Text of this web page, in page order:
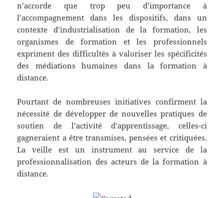
n’accorde que trop peu d’importance à
l’accompagnement dans les dispositifs, dans un
contexte d’industrialisation de la formation, les
organismes de formation et les professionnels
expriment des difficultés à valoriser les spécificités
des médiations humaines dans la formation à
distance.
Pourtant de nombreuses initiatives confirment la
nécessité de développer de nouvelles pratiques de
soutien de l’activité d’apprentissage, celles-ci
gagneraient a être transmises, pensées et critiquées.
La veille est un instrument au service de la
professionnalisation des acteurs de la formation à
distance.